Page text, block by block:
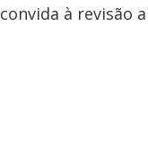
convida à revisão